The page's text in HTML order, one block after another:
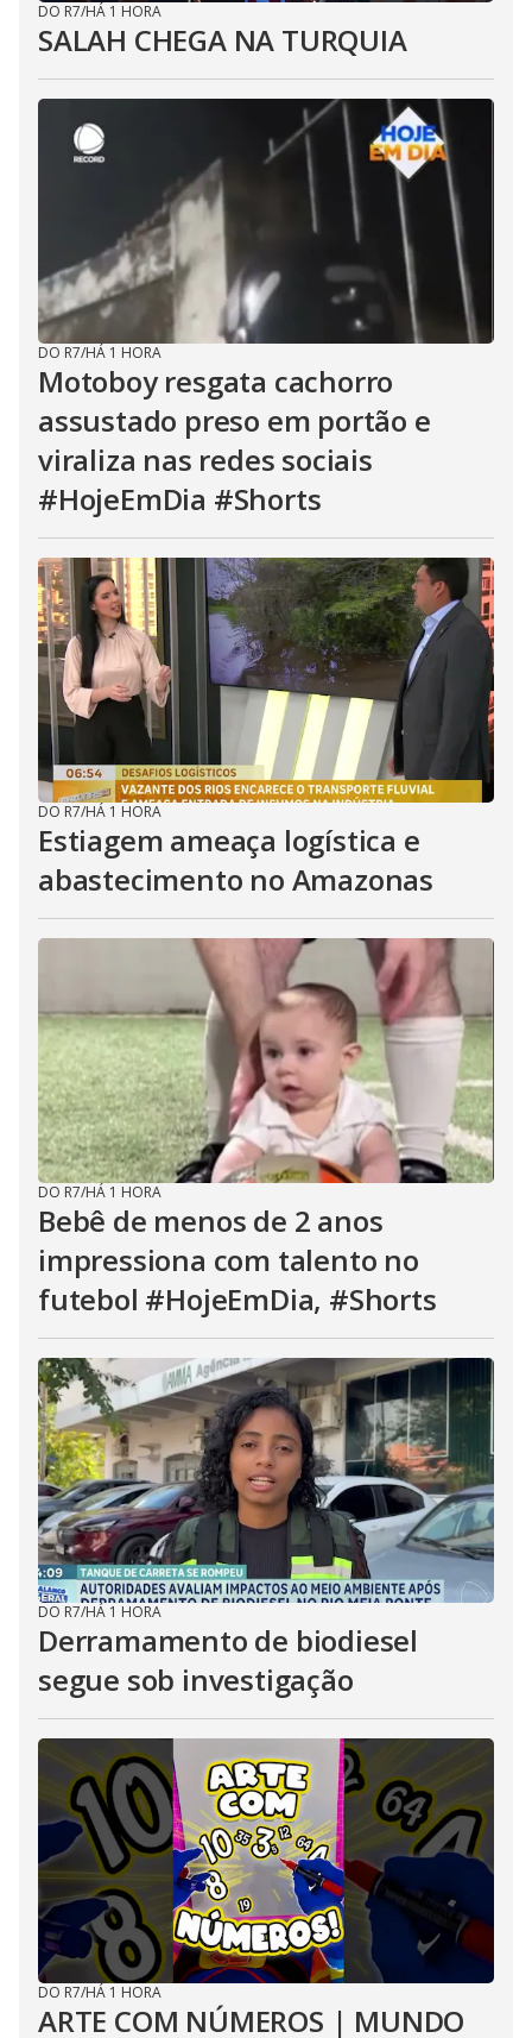
DO R7/HÁ 1 HORA
SALAH CHEGA NA TURQUIA
DO R7/HÁ 1 HORA
Motoboy resgata cachorro
assustado preso em portão e
viraliza nas redes sociais
#HojeEmDia #Shorts
DO R7/HÁ 1 HORA
Estiagem ameaça logística e
abastecimento no Amazonas
DO R7/HÁ 1 HORA
Bebê de menos de 2 anos
impressiona com talento no
futebol #HojeEmDia, #Shorts
DO R7/HÁ 1 HORA
Derramamento de biodiesel
segue sob investigação
DO R7/HÁ 1 HORA
ARTE COM NÚMEROS | MUNDO